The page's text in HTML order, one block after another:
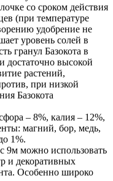
со сроком действия
(при температуре
удобрение не
уровень солей в
гранул Базокота в
достаточно высокой
растений,
при низкой
Базокота
– 8%, калия – 12%,
магний, бор, медь,
1%.
9м можно использовать
и декоративных
Особенно широко